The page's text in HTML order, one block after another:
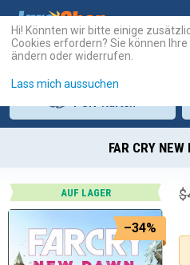
FAR CRY
AUF LAGER
–34%
$
Hi! Könnten wir bitte einige
Cookies erfordern? Sie können
ändern oder widerrufen.
Lass mich aussuchen